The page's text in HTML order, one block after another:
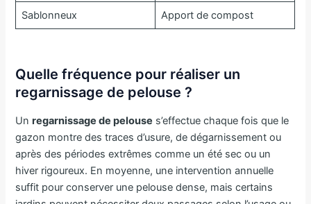
Sablonneux Apport de compost
Quelle fréquence pour réaliser un
regarnissage de pelouse ?
Unregarnissage de pelouse s’effectue chaque fois que le
gazon montre des traces d’usure, de dégarnissement ou
après des périodes extrêmes comme un été sec ou un
hiver rigoureux. En moyenne, une intervention annuelle
suffit pour conserver une pelouse dense, mais certains